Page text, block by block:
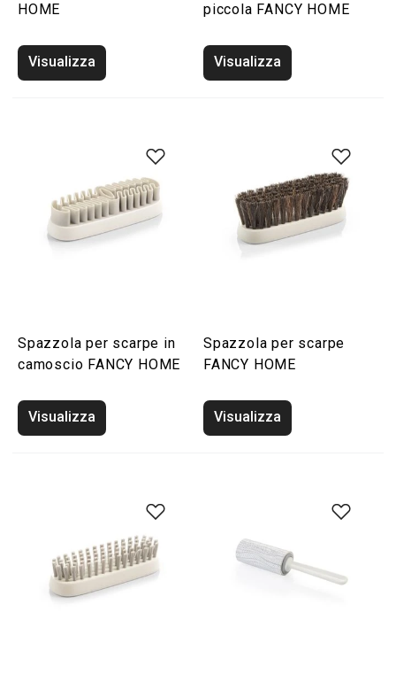
HOME
Visualizza
piccola FANCY HOME
Visualizza
Spazzola per scarpe in
camoscio FANCY HOME
Visualizza
Spazzola per scarpe
FANCY HOME
Visualizza